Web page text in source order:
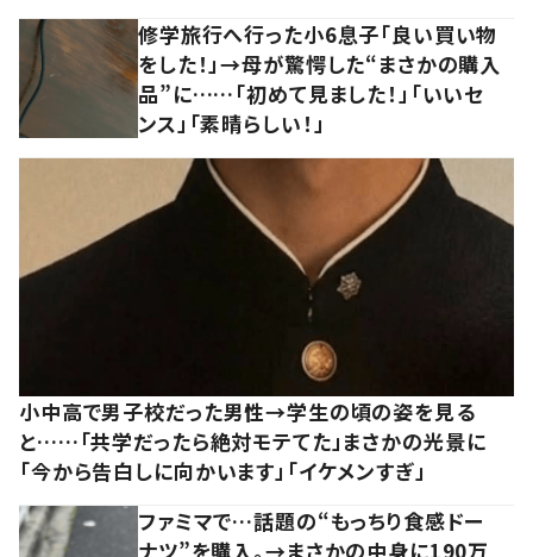
修学旅行へ行った小6息子「良い買い物
をした！」→母が驚愕した“まさかの購入
品”に……「初めて見ました！」「いいセ
ンス」「素晴らしい！」
小中高で男子校だった男性→学生の頃の姿を見る
と……「共学だったら絶対モテてた」まさかの光景に
「今から告白しに向かいます」「イケメンすぎ」
ファミマで…話題の“もっちり食感ドー
ナツ”を購入。→まさかの中身に190万